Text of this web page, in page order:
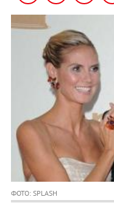
ФОТО: SPLASH